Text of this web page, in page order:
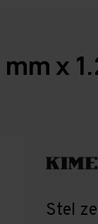
x
Stel